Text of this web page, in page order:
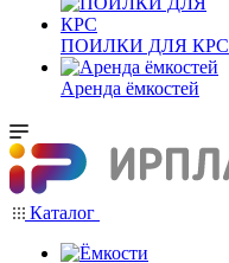
ПОИЛКИ ДЛЯ КРС
Аренда ёмкостей
Каталог